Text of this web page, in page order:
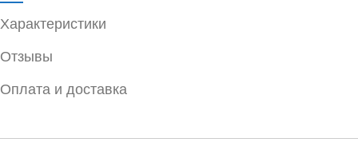
Характеристики
Отзывы
Оплата и доставка